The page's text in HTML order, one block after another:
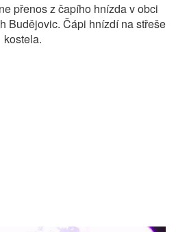
přenos z čapího hnízda v obci
Budějovic. Čápi hnízdí na střeše
kostela.